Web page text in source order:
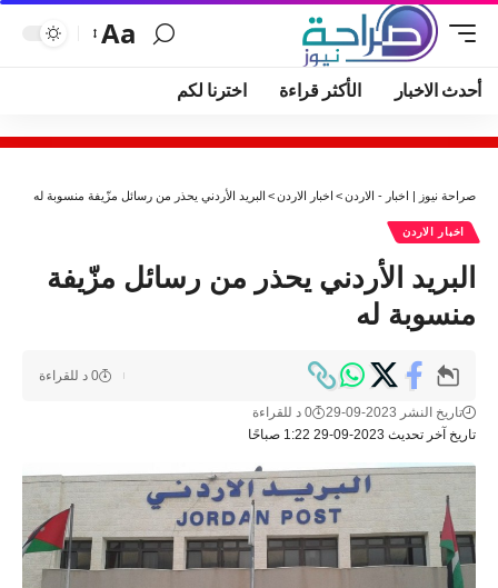
Aa
أحدث الاخبار الأكثر قراءة اخترنا لكم
صراحة نيوز | اخبار - الاردن> اخبار الاردن> البريد الأردني يحذر من رسائل مزّيفة منسوبة له
اخبار الاردن
البريد الأردني يحذر من رسائل مزّيفة
منسوبة له
تاريخ آخر تحديث 2023-09-29 1:22 صباحًا
تاريخ النشر 2023-09-29 0 د للقراءة
0 د للقراءة